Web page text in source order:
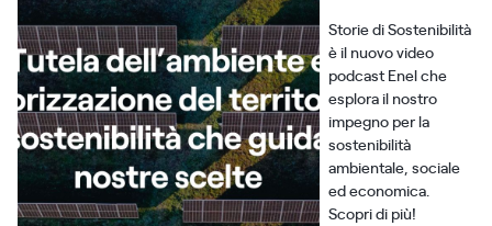
Storie di Sostenibilità
è il nuovo video
podcast Enel che
esplora il nostro
impegno per la
sostenibilità
ambientale, sociale
ed economica.
Scopri di più!